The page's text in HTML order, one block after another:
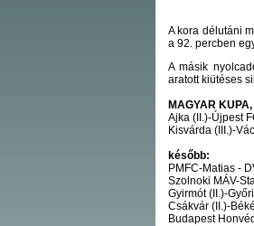
A kora délutáni
a 92. percben
A másik
aratott kiütéses
MAGYAR
Ajka (II.)-Újpest
Kisvárda (III.)-
később:
PMFC-Matias -
Szolnoki MÁV-
Gyirmót (II.)-
Csákvár (II.)-
Budapest